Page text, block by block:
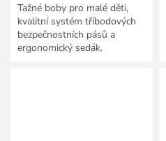
Tažné boby pro malé děti,
kvalitní systém tříbodových
bezpečnostních pásů a
ergonomický sedák.